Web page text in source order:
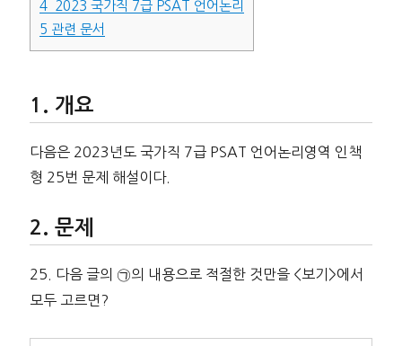
42023 국가직 7급 PSAT 언어논리
5 관련 문서
개요
다음은 2023년도 국가직 7급 PSAT 언어논리영역 인책
형 25번 문제 해설이다.
문제
25. 다음 글의 ㉠의 내용으로 적절한 것만을 <보기>에서
모두 고르면?